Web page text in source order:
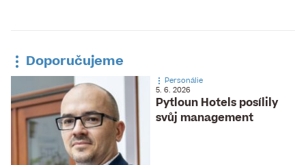
Doporučujeme
Pytloun Hotels posílily
svůj management
Personálie
5. 6. 2026